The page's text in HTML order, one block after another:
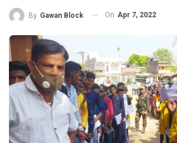
By Gawan Block On Apr 7, 2022